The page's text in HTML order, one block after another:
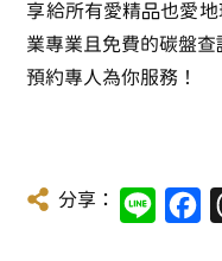
享給所有愛精品也愛
業專業且免費的碳盤
預約專人為你服務！
分享： Line